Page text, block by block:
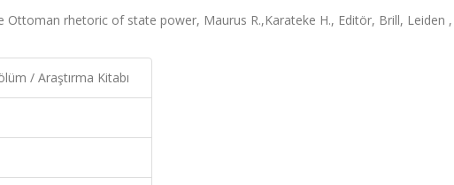
Ottoman rhetoric of state power, Maurus R.,Karateke H., Editör, Brill, Leiden
/ Araştırma Kitabı